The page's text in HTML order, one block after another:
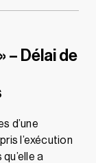
– Délai de
d’une
l’exécution
a